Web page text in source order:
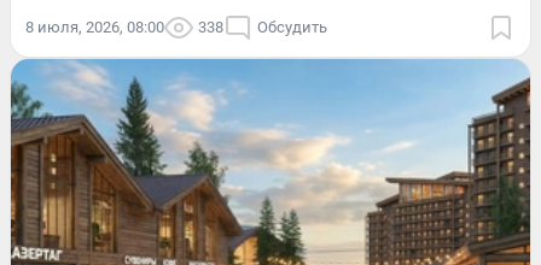
8 июля, 2026, 08:00 338 Обсудить